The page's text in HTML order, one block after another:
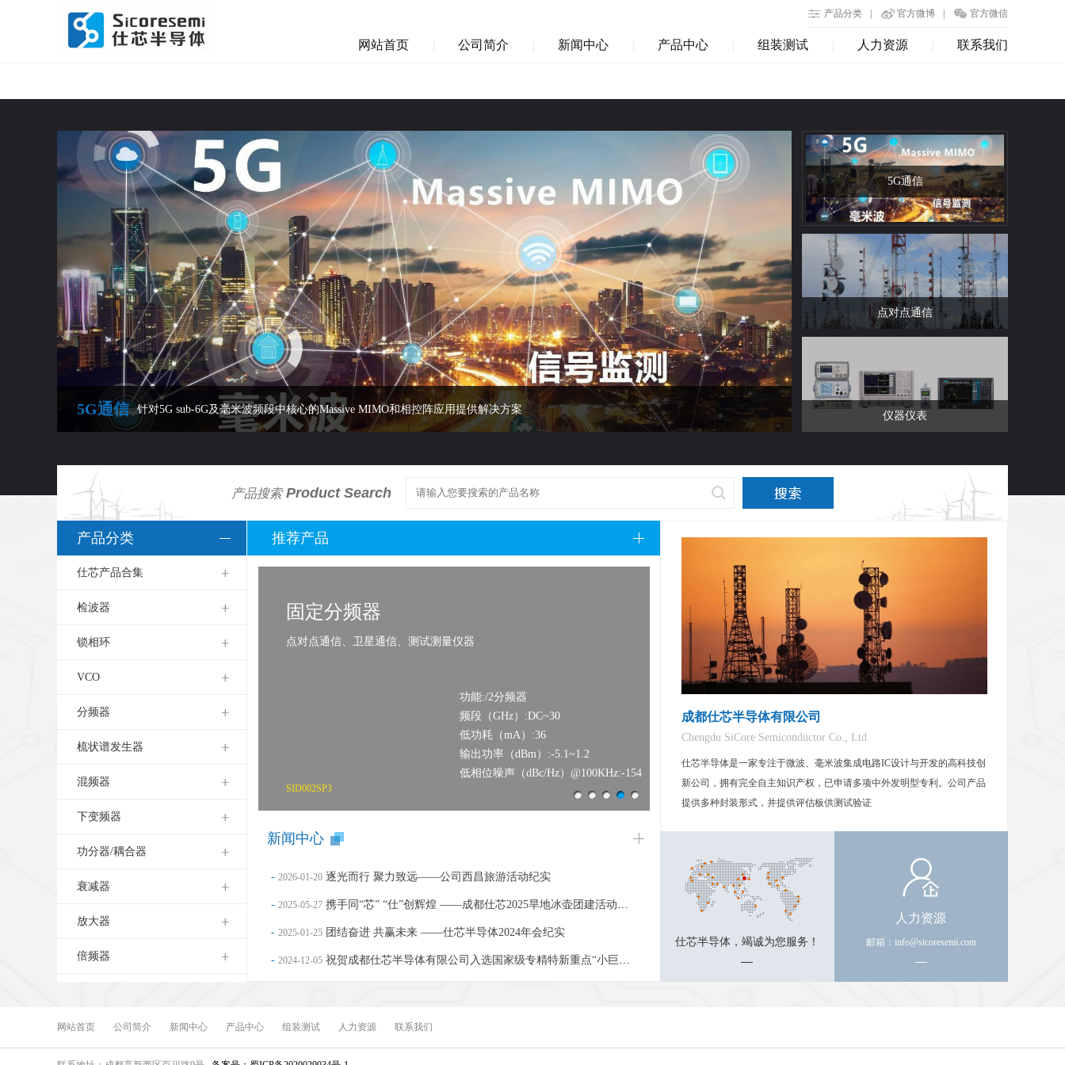
产品分类 官方微博 官方微信
联系我们
人力资源
组装测试
产品中心
新闻中心
公司简介
网站首页
5G通信 针对5G sub-6G及毫米波频段中核心的Massive MIMO和相控阵应用提供解决方案
5G通信
点对点通信
仪器仪表
产品搜索 Product Search
产品分类
仕芯产品合集
检波器
锁相环
VCO
分频器
梳状谱发生器
混频器
下变频器
功分器/耦合器
衰减器
放大器
倍频器
SPI
电调均衡器
推荐产品
监控/接受信号强度/点对点无线电
动态范围(dB):67
下降时间(ns):14
固定分频器
点对点通信、卫星通信、测试测量仪器
SID002SP3
功能:/2分频器
频段（GHz）:DC~30
低功耗（mA）:36
输出功率（dBm）:-5.1~1.2
低相位噪声（dBc/Hz）@100KHz:-154
模拟移相器
雷达、5G通信、测试测量、仪器仪表、光通信
频段(GHz):2~7
移相范围(deg）:＞180°
新闻中心
- 2026-01-20 逐光而行 聚力致远——公司西昌旅游活动纪实
- 2025-05-27 携手同“芯” “仕”创辉煌 ——成都仕芯2025旱地冰壶团建活动纪实
- 2025-01-25 团结奋进 共赢未来 ——仕芯半导体2024年会纪实
- 2024-12-05 祝贺成都仕芯半导体有限公司入选国家级专精特新重点“小巨人”企业
成都仕芯半导体有限公司
Chengdu SiCore Semiconductor Co., Ltd
仕芯半导体是一家专注于微波、毫米波集成电路IC设计与开发的高科技创
新公司，拥有完全自主知识产权，已申请多项中外发明型专利。公司产品
提供多种封装形式，并提供评估板供测试验证
仕芯半导体，竭诚为您服务！
人力资源
邮箱：info@sicoresemi.com
网站首页 公司简介 新闻中心 产品中心 组装测试 人力资源 联系我们